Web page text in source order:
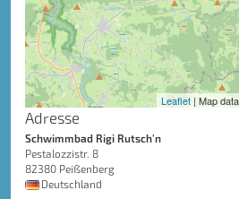
Leaflet | Map
Adresse
Schwimmbad Rigi Rutsch'n
Pestalozzistr. 8
82380 Peißenberg
Deutschland